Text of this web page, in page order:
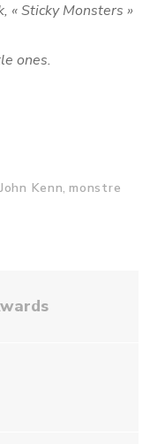
« Sticky Monsters »
ones.
John Kenn,monstre